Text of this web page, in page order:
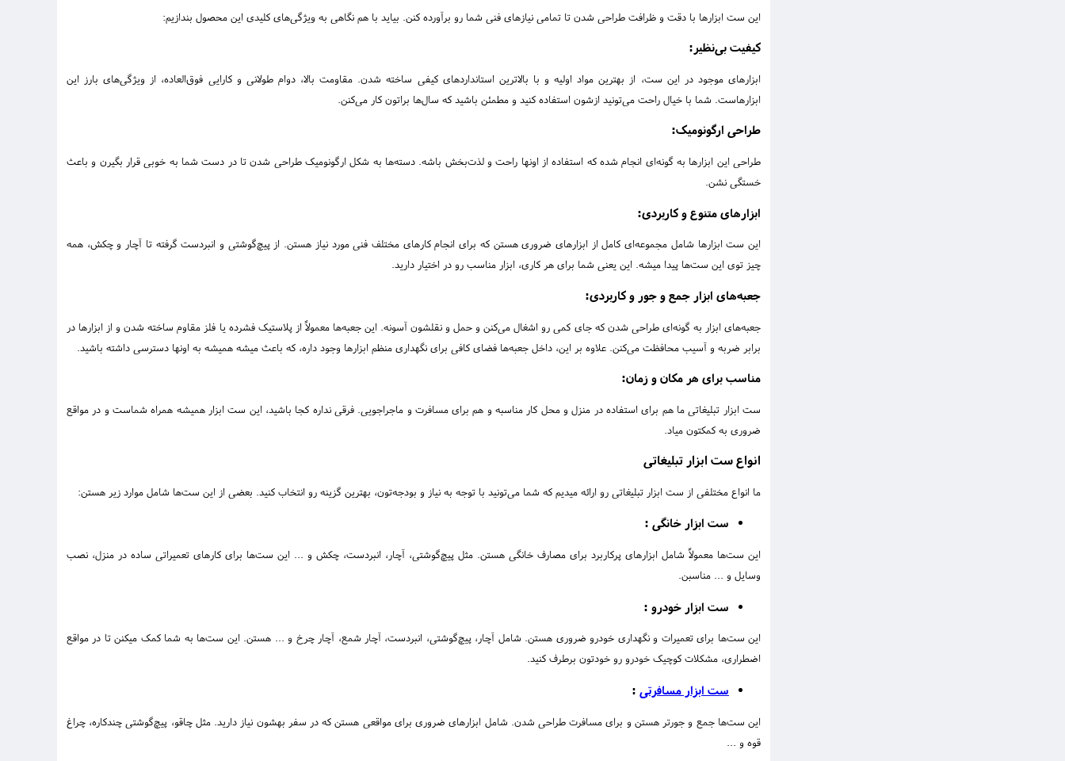
این ست ابزارها با دقت و ظرافت طراحی شدن تا تمامی نیازهای فنی شما رو برآورده کنن. بیاید با هم نگاهی به ویژگی‌های کلیدی این محصول بندازیم:
کیفیت بی‌نظیر:
ابزارهای موجود در این ست‌، از بهترین مواد اولیه و با بالاترین استانداردهای کیفی ساخته شدن. مقاومت بالا، دوام طولانی و کارایی فوق‌العاده، از ویژگی‌های بارز این
ابزارهاست. شما با خیال راحت می‌تونید ازشون استفاده کنید و مطمئن باشید که سال‌ها براتون کار می‌کنن.
طراحی ارگونومیک:
طراحی این ابزارها به گونه‌ای انجام شده که استفاده از اونها راحت و لذت‌بخش باشه. دسته‌ها به شکل ارگونومیک طراحی شدن تا در دست شما به خوبی قرار بگیرن و باعث
خستگی نشن.
ابزارهای متنوع و کاربردی:
این ست ابزارها شامل مجموعه‌ای کامل از ابزارهای ضروری هستن که برای انجام کارهای مختلف فنی مورد نیاز هستن. از پیچ‌گوشتی و انبردست گرفته تا آچار و چکش، همه
چیز توی این ست‌ها پیدا میشه. این یعنی شما برای هر کاری، ابزار مناسب رو در اختیار دارید.
جعبه‌های ابزار جمع و جور و کاربردی:
جعبه‌های ابزار به گونه‌ای طراحی شدن که جای کمی رو اشغال می‌کنن و حمل و نقلشون آسونه. این جعبه‌ها معمولاً از پلاستیک فشرده یا فلز مقاوم ساخته شدن و از ابزارها در
برابر ضربه و آسیب محافظت می‌کنن. علاوه بر این، داخل جعبه‌ها فضای کافی برای نگهداری منظم ابزارها وجود داره، که باعث میشه همیشه به اونها دسترسی داشته باشید.
مناسب برای هر مکان و زمان:
ست ابزار تبلیغاتی ما هم برای استفاده در منزل و محل کار مناسبه و هم برای مسافرت و ماجراجویی. فرقی نداره کجا باشید، این ست‌ ابزار همیشه همراه شماست و در مواقع
ضروری به کمکتون میاد.
انواع ست ابزار تبلیغاتی
ما انواع مختلفی از ست ابزار تبلیغاتی رو ارائه میدیم که شما می‌تونید با توجه به نیاز و بودجه‌تون، بهترین گزینه رو انتخاب کنید. بعضی از این ست‌ها شامل موارد زیر هستن:
ست ابزار خانگی :
این ست‌ها معمولاً شامل ابزارهای پرکاربرد برای مصارف خانگی هستن. مثل پیچ‌گوشتی، آچار، انبردست، چکش و ... این ست‌ها برای کارهای تعمیراتی ساده در منزل، نصب
وسایل و ... مناسبن.
ست ابزار خودرو :
این ست‌ها برای تعمیرات و نگهداری خودرو ضروری هستن. شامل آچار، پیچ‌گوشتی، انبردست، آچار شمع، آچار چرخ و ... هستن. این ست‌ها به شما کمک میکنن تا در مواقع
اضطراری، مشکلات کوچیک خودرو رو خودتون برطرف کنید.
ست ابزار مسافرتی :
این ست‌ها جمع و جورتر هستن و برای مسافرت طراحی شدن. شامل ابزارهای ضروری برای مواقعی هستن که در سفر بهشون نیاز دارید. مثل چاقو، پیچ‌گوشتی چندکاره، چراغ
قوه و ...